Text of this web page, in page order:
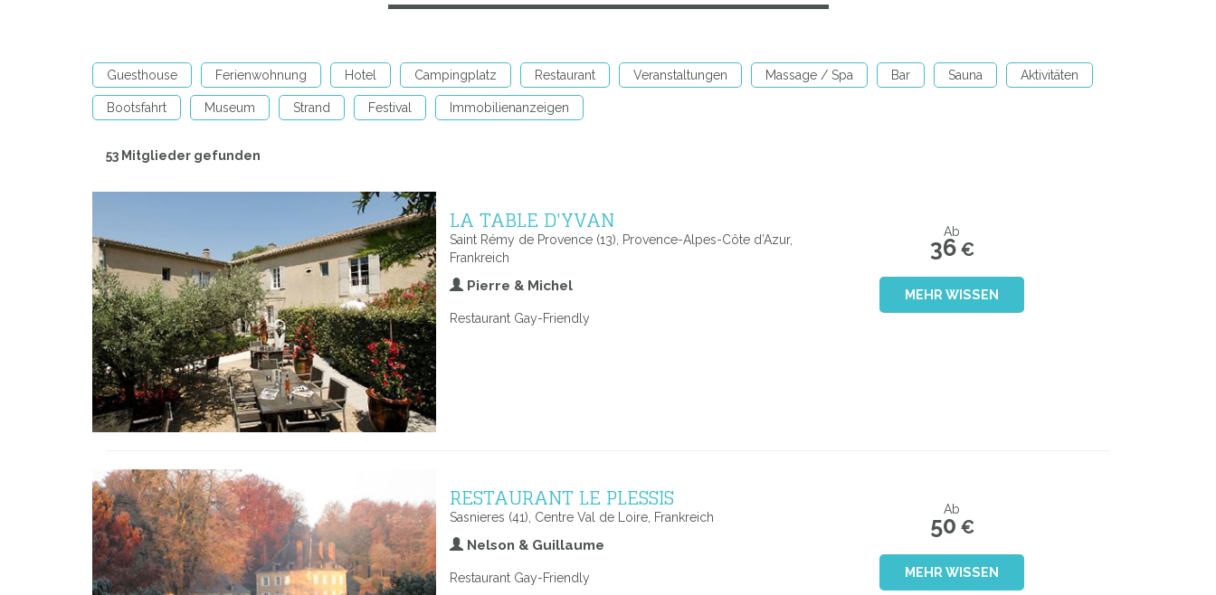
Guesthouse Ferienwohnung Hotel Campingplatz Restaurant Veranstaltungen Massage / Spa Bar Sauna Aktivitäten
Bootsfahrt Museum Strand Festival Immobilienanzeigen
53 Mitglieder gefunden
LA TABLE D'YVAN
Saint Rémy de Provence (13), Provence-Alpes-Côte d’Azur,
Frankreich
Pierre & Michel
Restaurant Gay-Friendly
Ab
36€
MEHR WISSEN
RESTAURANT LE PLESSIS
Sasnieres (41), Centre Val de Loire, Frankreich
Nelson & Guillaume
Restaurant Gay-Friendly
Ab
50 €
MEHR WISSEN